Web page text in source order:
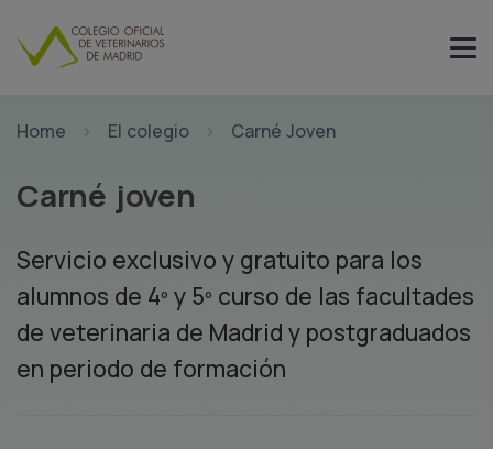
Home El colegio Carné Joven
Carné joven
Servicio exclusivo y gratuito para los
alumnos de 4º y 5º curso de las facultades
de veterinaria de Madrid y postgraduados
en periodo de formación